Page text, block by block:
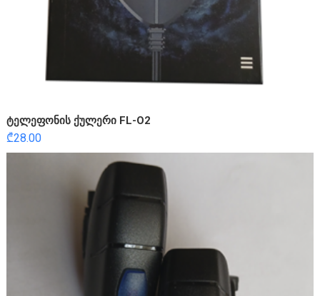
ტელეფონის ქულერი FL-O2
₾28.00